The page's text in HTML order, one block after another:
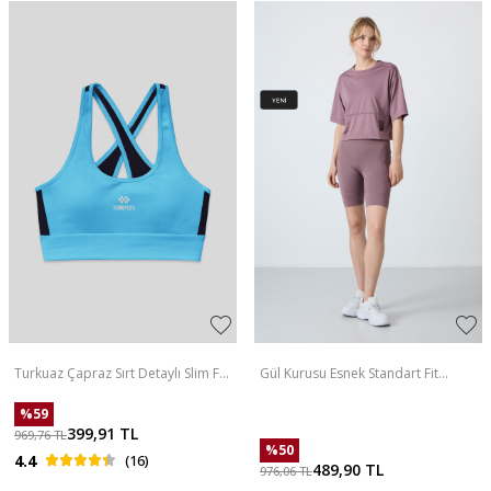
Turkuaz Çapraz Sırt Detaylı Slim Fit
97121
%59
969,76TL399,91 TL
4.4
(16)
Gül Kurusu Esnek Standart Fit
%50
976,06TL489,90 TL